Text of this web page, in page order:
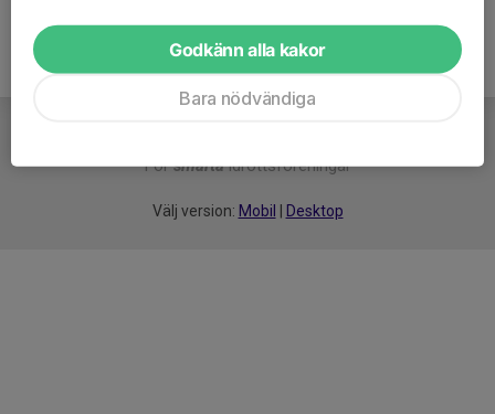
Försmartaidrottsföreningar
Välj version: Mobil Desktop
Godkänn alla kakor
Bara nödvändiga